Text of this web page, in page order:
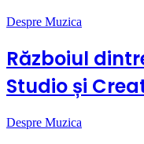
Despre Muzica
Războiul
Studio și
Despre Muzica